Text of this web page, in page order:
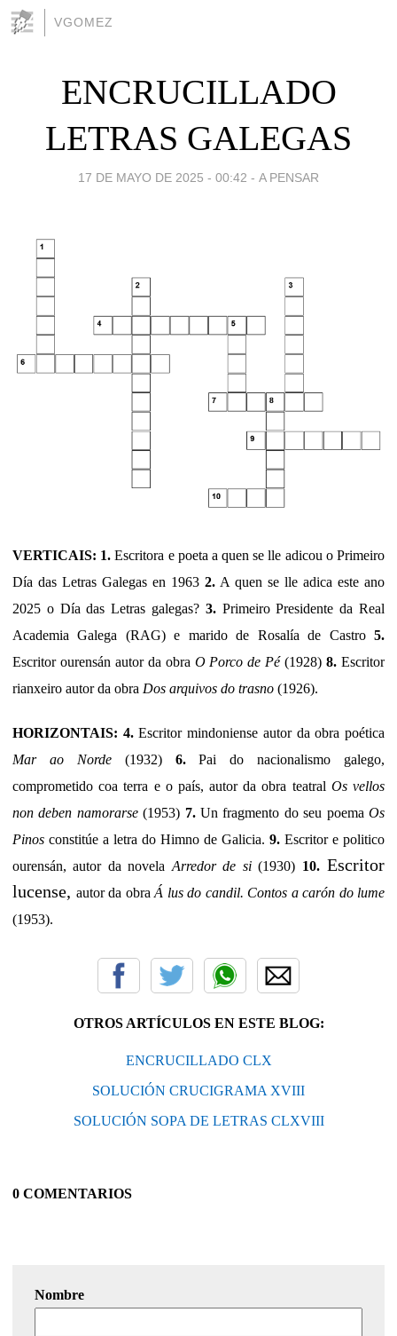
VGOMEZ
ENCRUCILLADO
LETRAS GALEGAS
17 DE MAYO DE 2025 - 00:42 - A PENSAR
VERTICAIS: 1. Escritora e poeta a quen se lle adicou o Primeiro
Día das Letras Galegas en 1963 2. A quen se lle adica este ano
2025 o Día das Letras galegas? 3. Primeiro Presidente da Real
Academia Galega (RAG) e marido de Rosalía de Castro 5.
Escritor ourensán autor da obra O Porco de Pé(1928)8. Escritor
rianxeiro autor da obra Dos arquivos do trasno (1926).
HORIZONTAIS: 4.Escritor mindoniense autor da obra poética
Mar ao Norde(1932) 6.Pai do nacionalismo galego,
comprometido coa terra e o país, autor da obra teatral Os vellos
non deben namorarse(1953) 7.Un fragmento do seu poemaOs
Pinos constitúe a letra do Himno de Galicia. 9. Escritor e politico
ourensán, autor da novela Arredor de si(1930) 10.Escritor
lucense, autor da obra Á lus do candil. Contos a carón do lume
(1953).
OTROS ARTÍCULOS EN ESTE BLOG:
ENCRUCILLADO CLX
SOLUCIÓN CRUCIGRAMA XVIII
SOLUCIÓN SOPA DE LETRAS CLXVIII
0 COMENTARIOS
Nombre